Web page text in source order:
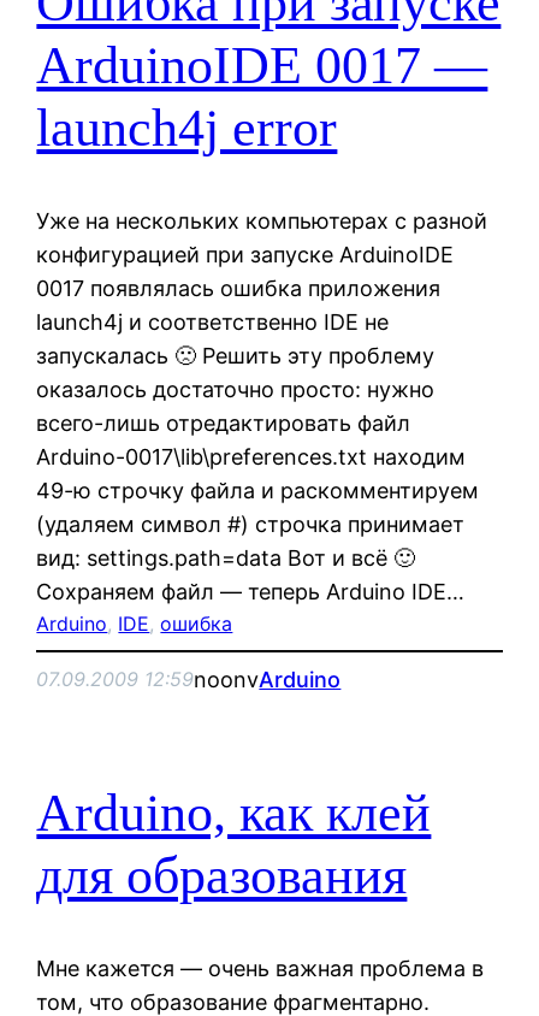
ArduinoIDE 0017 —
launch4j error
Уже на нескольких компьютерах с разной
конфигурацией при запуске ArduinoIDE
0017 появлялась ошибка приложения
launch4j и соответственно IDE не
запускалась 🙁 Решить эту проблему
оказалось достаточно просто: нужно
всего-лишь отредактировать файл
Arduino-0017\lib\preferences.txt находим
49-ю строчку файла и раскомментируем
(удаляем символ #) строчка принимает
вид: settings.path=data Вот и всё 🙂
Сохраняем файл — теперь Arduino IDE…
Arduino, IDE, ошибка
07.09.2009 12:59noonvArduino
Arduino, как клей
для образования
Мне кажется — очень важная проблема в
том, что образование фрагментарно.